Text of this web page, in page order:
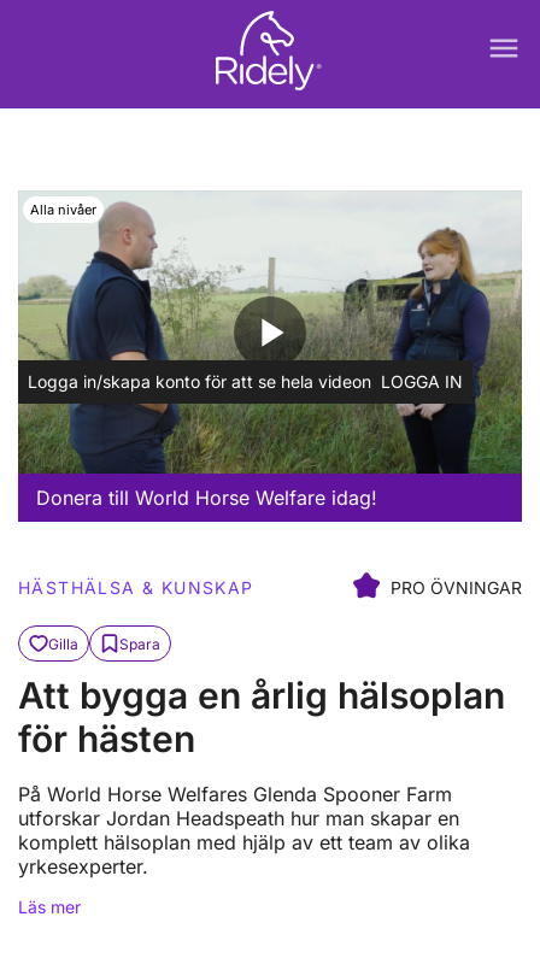
menu
play_arrow
Alla nivåer
Logga in/skapa konto för att se hela videon LOGGA IN
Donera till World Horse Welfare idag!
HÄSTHÄLSA & KUNSKAP PRO ÖVNINGAR
Gilla Spara
Att bygga en årlig hälsoplan
för hästen
På World Horse Welfares Glenda Spooner Farm
utforskar Jordan Headspeath hur man skapar en
komplett hälsoplan med hjälp av ett team av olika
yrkesexperter.
Läs mer